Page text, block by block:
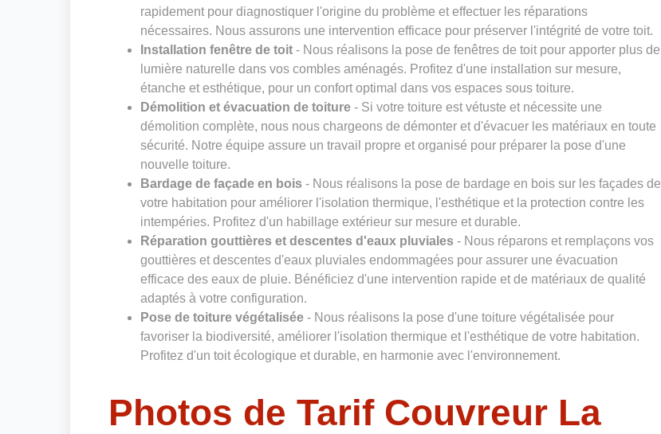
rapidement pour diagnostiquer l'origine du problème et effectuer les réparations
nécessaires. Nous assurons une intervention efficace pour préserver l'intégrité de votre toit.
Installation fenêtre de toit - Nous réalisons la pose de fenêtres de toit pour apporter plus de
lumière naturelle dans vos combles aménagés. Profitez d'une installation sur mesure,
étanche et esthétique, pour un confort optimal dans vos espaces sous toiture.
Démolition et évacuation de toiture - Si votre toiture est vétuste et nécessite une
démolition complète, nous nous chargeons de démonter et d'évacuer les matériaux en toute
sécurité. Notre équipe assure un travail propre et organisé pour préparer la pose d'une
nouvelle toiture.
Bardage de façade en bois - Nous réalisons la pose de bardage en bois sur les façades de
votre habitation pour améliorer l'isolation thermique, l'esthétique et la protection contre les
intempéries. Profitez d'un habillage extérieur sur mesure et durable.
Réparation gouttières et descentes d'eaux pluviales - Nous réparons et remplaçons vos
gouttières et descentes d'eaux pluviales endommagées pour assurer une évacuation
efficace des eaux de pluie. Bénéficiez d'une intervention rapide et de matériaux de qualité
adaptés à votre configuration.
Pose de toiture végétalisée - Nous réalisons la pose d'une toiture végétalisée pour
favoriser la biodiversité, améliorer l'isolation thermique et l'esthétique de votre habitation.
Profitez d'un toit écologique et durable, en harmonie avec l'environnement.
Photos de Tarif Couvreur La